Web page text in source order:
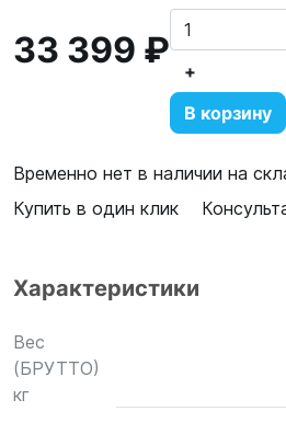
33 399 ₽
+
В корзину
Временно нет в наличии на
Купить в один клик
Характеристики
Вес
(БРУТТО)
кг